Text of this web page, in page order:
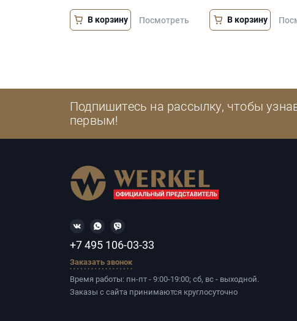
В корзину Посмотреть В корзину
Подпишитесь на рассылку, чтобы
первым!
+7 495 106-03-33
Заказать звонок
Время работы: пн-пт - 9:00-19:00; сб, вс - выходной.
Заказы с сайта принимаются круглосуточно